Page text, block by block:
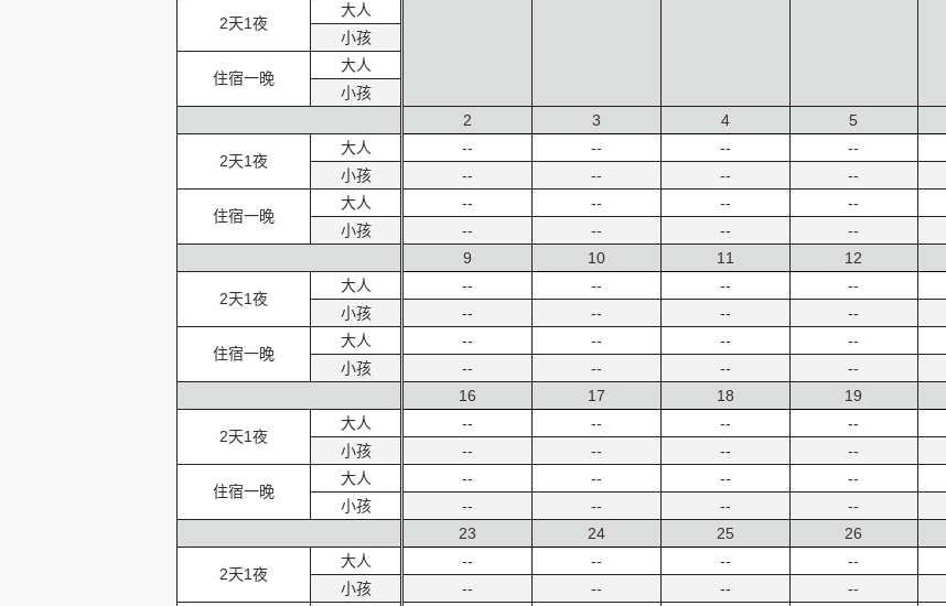
2天1夜
大人
小孩
住宿一晚
大人
小孩
2天1夜
大人
小孩
住宿一晚
大人
小孩
2天1夜
大人
小孩
住宿一晚
大人
小孩
2天1夜
大人
小孩
住宿一晚
大人
小孩
2天1夜
大人
小孩
2
--
--
--
--
3
--
--
--
--
4
--
--
--
--
5
--
--
--
--
9
--
--
--
--
10
--
--
--
--
11
--
--
--
--
12
--
--
--
--
16
--
--
--
--
17
--
--
--
--
18
--
--
--
--
19
--
--
--
--
23
--
--
24
--
--
25
--
--
26
--
--